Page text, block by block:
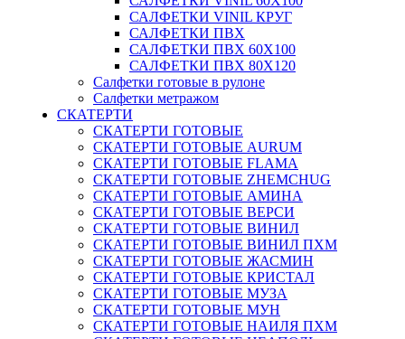
САЛФЕТКИ VINIL КРУГ
САЛФЕТКИ ПВХ
САЛФЕТКИ ПВХ 60Х100
САЛФЕТКИ ПВХ 80Х120
Салфетки готовые в рулоне
Салфетки метражом
СКАТЕРТИ
СКАТЕРТИ ГОТОВЫЕ
СКАТЕРТИ ГОТОВЫЕ AURUM
СКАТЕРТИ ГОТОВЫЕ FLAMA
СКАТЕРТИ ГОТОВЫЕ ZHEMCHUG
СКАТЕРТИ ГОТОВЫЕ АМИНА
СКАТЕРТИ ГОТОВЫЕ ВЕРСИ
СКАТЕРТИ ГОТОВЫЕ ВИНИЛ
СКАТЕРТИ ГОТОВЫЕ ВИНИЛ ПХМ
СКАТЕРТИ ГОТОВЫЕ ЖАСМИН
СКАТЕРТИ ГОТОВЫЕ КРИСТАЛ
СКАТЕРТИ ГОТОВЫЕ МУЗА
СКАТЕРТИ ГОТОВЫЕ МУН
СКАТЕРТИ ГОТОВЫЕ НАИЛЯ ПХМ